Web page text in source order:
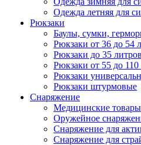
Одежда летняя для
Рюкзаки
Баулы, сумки,
Рюкзаки от 36 до 54
Рюкзаки до 35 литров
Рюкзаки от 55 до 110
Рюкзаки
Рюкзаки штурмовые
Снаряжение
Медицинские товары
Оружейное
Снаряжение для
Снаряжение для